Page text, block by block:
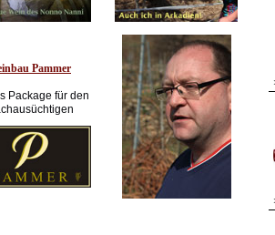
Pammer
Package für den